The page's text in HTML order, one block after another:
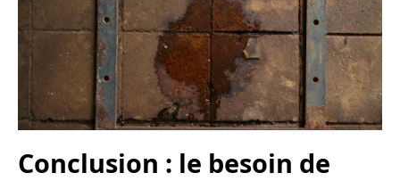
Conclusion : le besoin de